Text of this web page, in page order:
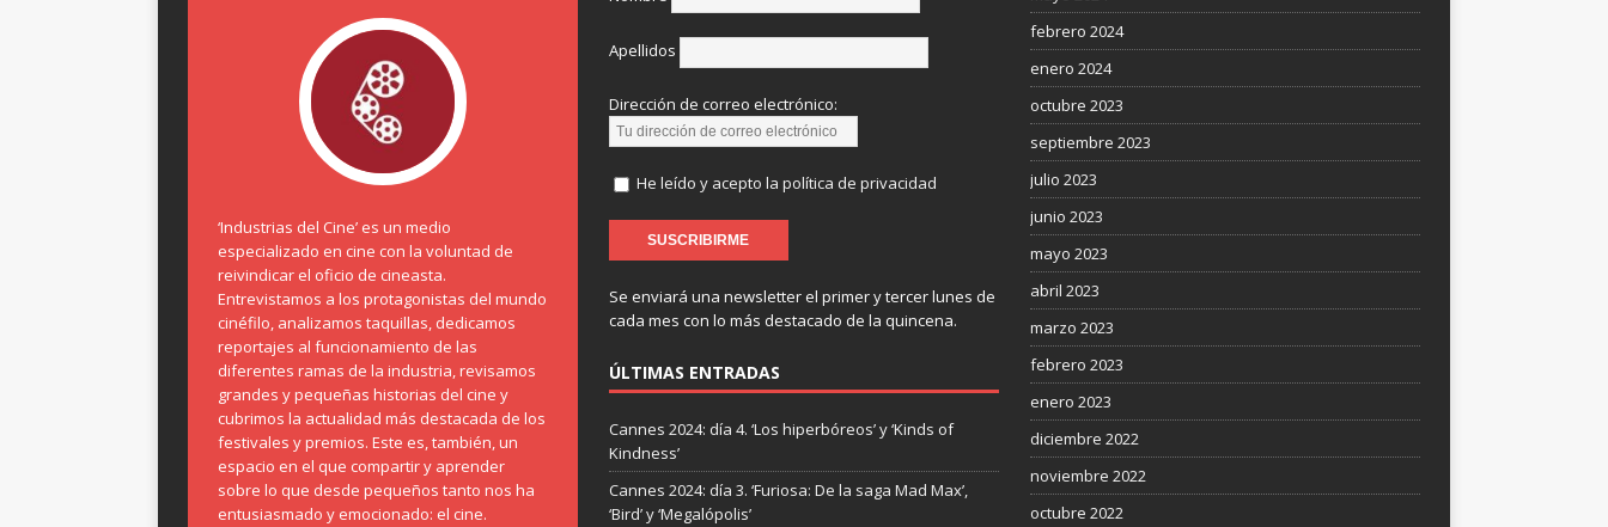
‘Industrias del Cine’ es un medio
especializado en cine con la voluntad de
reivindicar el oficio de cineasta.
Entrevistamos a los protagonistas del mundo
cinéfilo, analizamos taquillas, dedicamos
reportajes al funcionamiento de las
diferentes ramas de la industria, revisamos
grandes y pequeñas historias del cine y
cubrimos la actualidad más destacada de los
festivales y premios. Este es, también, un
espacio en el que compartir y aprender
sobre lo que desde pequeños tanto nos ha
entusiasmado y emocionado: el cine.
Apellidos
Dirección de correo electrónico:
He leído y acepto la política de privacidad
Se enviará una newsletter el primer y tercer lunes de
cada mes con lo más destacado de la quincena.
ÚLTIMAS ENTRADAS
Cannes 2024: día 4. ‘Los hiperbóreos’ y ‘Kinds of
Kindness’
Cannes 2024: día 3. ‘Furiosa: De la saga Mad Max’,
‘Bird’ y ‘Megalópolis’
febrero 2024
enero 2024
octubre 2023
septiembre 2023
julio 2023
junio 2023
mayo 2023
abril 2023
marzo 2023
febrero 2023
enero 2023
diciembre 2022
noviembre 2022
octubre 2022